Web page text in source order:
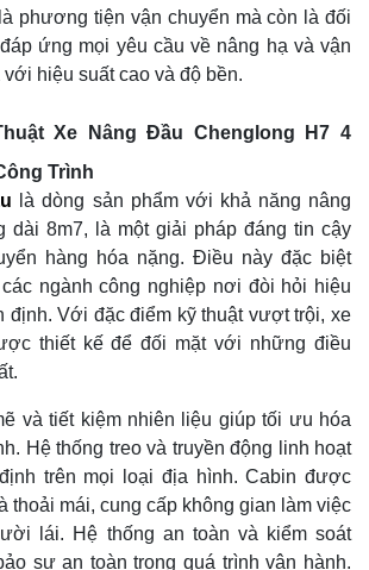
phương tiện vận chuyển mà còn là đối
ứng mọi yêu cầu về nâng hạ và vận
hiệu suất cao và độ bền.
Xe Nâng Đầu Chenglong H7 4
Trình
là dòng sản phẩm với khả năng nâng
dài 8m7, là một giải pháp đáng tin cậy
hàng hóa nặng. Điều này đặc biệt
ngành công nghiệp nơi đòi hỏi hiệu
định. Với đặc điểm kỹ thuật vượt trội, xe
thiết kế để đối mặt với những điều
và tiết kiệm nhiên liệu giúp tối ưu hóa
Hệ thống treo và truyền động linh hoạt
trên mọi loại địa hình. Cabin được
thoải mái, cung cấp không gian làm việc
lái. Hệ thống an toàn và kiểm soát
sự an toàn trong quá trình vận hành.